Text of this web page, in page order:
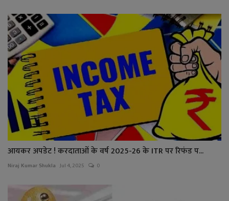
आयकर अपडेट ! करदाताओं के वर्ष 2025-26 के ITR पर रिफंड प...
Niraj Kumar Shukla Jul 4, 2025 0